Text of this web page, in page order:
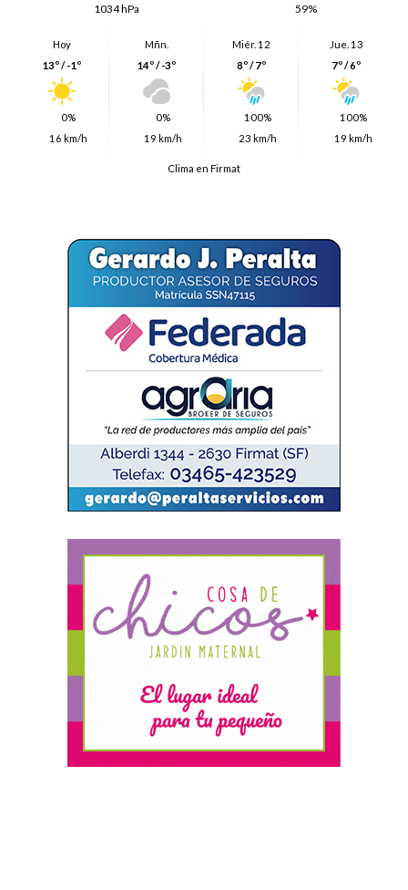
1034 hPa
59%
Hoy
13º / -1º
0%
16 km/h
Mñn.
14º / -3º
0%
19 km/h
Miér. 12
8º / 7º
100%
23 km/h
Jue. 13
7º / 6º
100%
19 km/h
Clima en Firmat